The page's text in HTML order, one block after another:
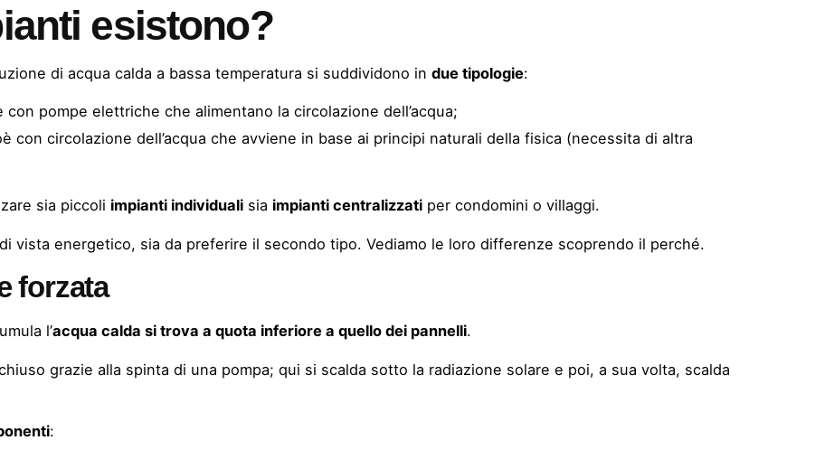
esistono?
di acqua calda a bassa temperatura si suddividono indue tipologie:
con pompe elettriche che alimentano la circolazione dell’acqua;
con circolazione dell’acqua che avviene in base ai principi naturali della fisica (necessita di altra
sia piccoli impianti individuali sia impianti centralizzati per condomini o villaggi.
vista energetico, sia da preferire il secondo tipo. Vediamo le loro differenze scoprendo il perché.
forzata
l’acqua calda si trova a quota inferiore a quello dei pannelli.
grazie alla spinta di una pompa; qui si scalda sotto la radiazione solare e poi, a sua volta, scalda
: